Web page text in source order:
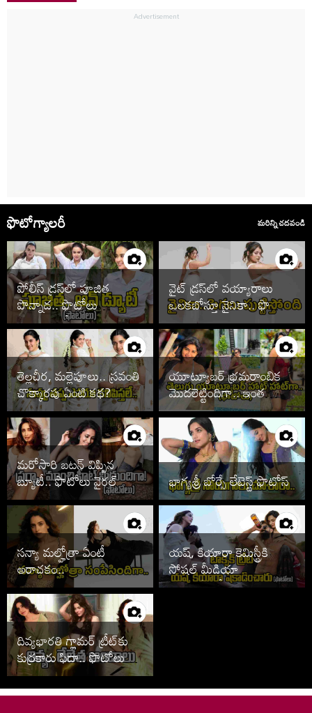
ఫొటోగ్యాలరీ మరిన్ని చదవండి
పోలీస్ డ్రస్‌లో పూజిత
పొన్నాడ.. ఫొటోలు
చూడాల్సిందే
వైట్ డ్రస్‌లో వయ్యారాలు
ఒలకబోస్తూ నైనికా.. ఫొటోలు
వైరల్
తెల్లచీర, మల్లెపూలు.. స్రవంతి
చొక్కారపు ఏంటి కథ?
యూట్యూబర్ భ్రమరాంబిక
మొదలెట్టిందిగా.. ఇంత
హాట్‌గానా
మరోసారి బటన్ విప్పిన
బ్యూటీ.. ఫొటోలు వైరల్ భాగ్యశ్రీ బోర్సే లేటెస్ట్ ఫొటోస్
సన్యా మల్హోత్రా ఏంటీ
అరాచకం..
యష్, కియారా కెమిస్ట్రీకి
సోషల్ మీడియా
తగలడిపోతోందిగా..
దివ్యభారతి గ్లామర్ ట్రీట్‌కు
కుర్రకారు ఫిదా.. ఫొటోలు
వైరల్